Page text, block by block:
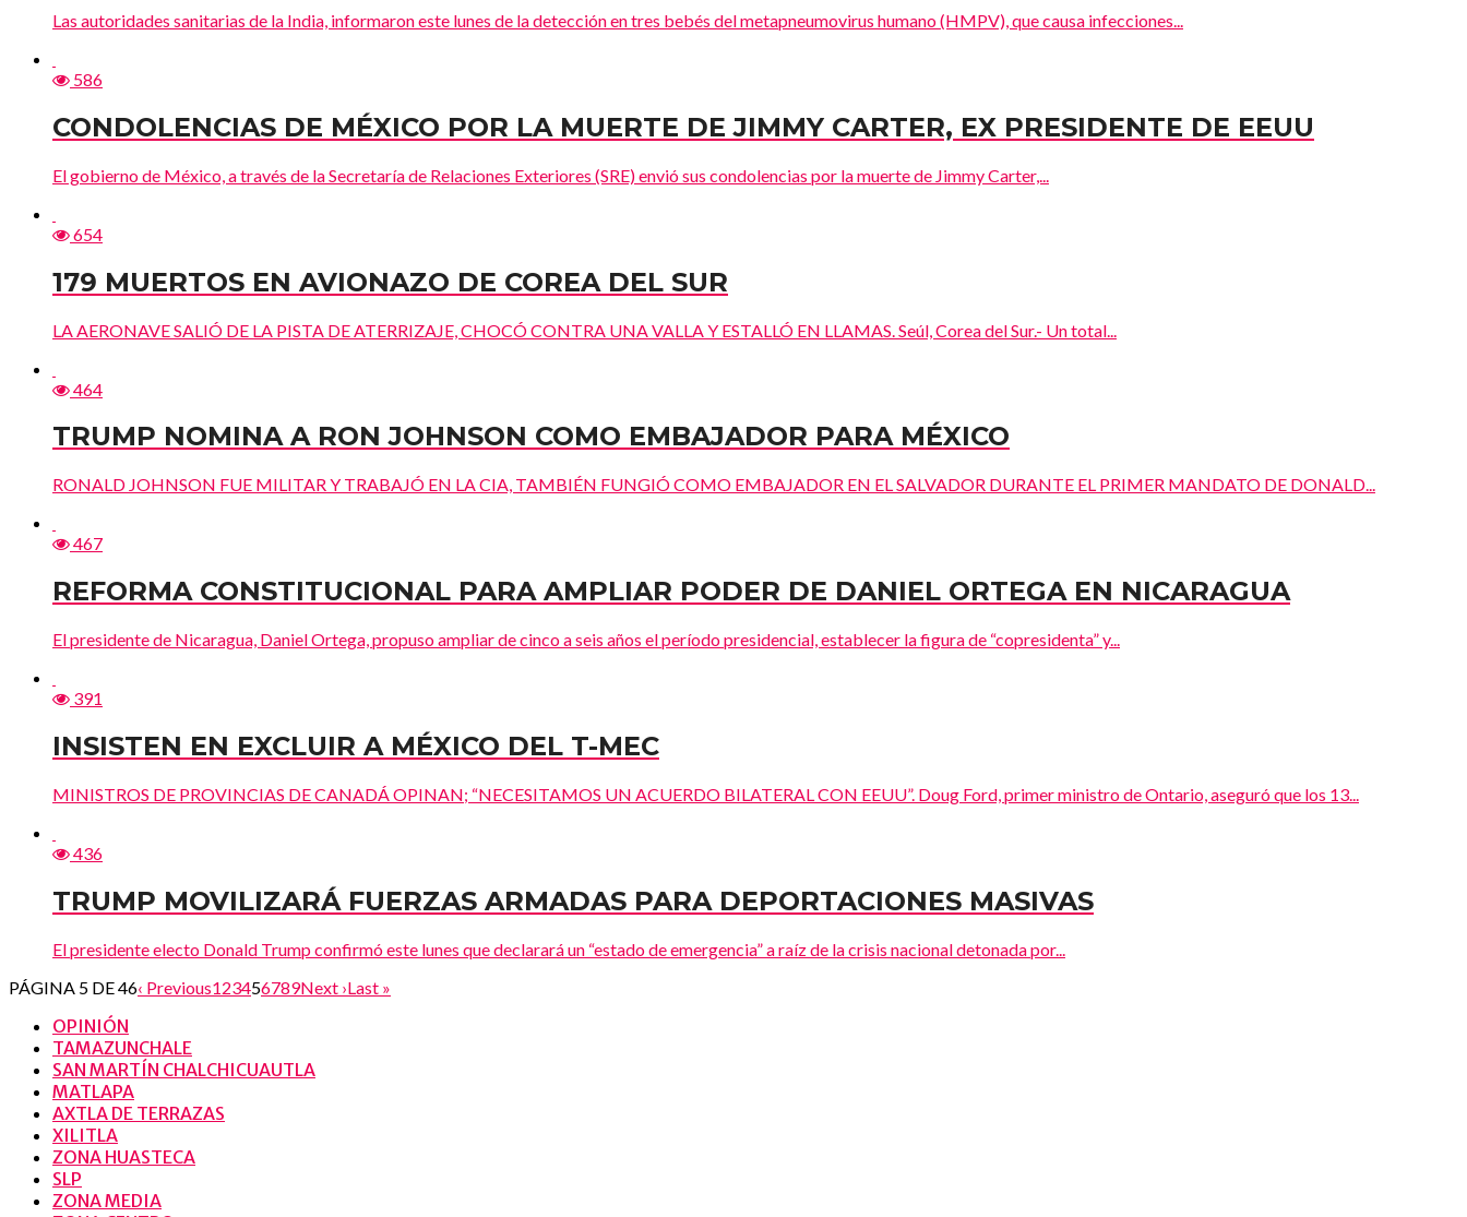
Las autoridades sanitarias de la India, informaron este lunes de la detección en tres bebés del metapneumovirus humano (HMPV), que causa infecciones...
586
CONDOLENCIAS DE MÉXICO POR LA MUERTE DE JIMMY CARTER, EX PRESIDENTE DE EEUU
El gobierno de México, a través de la Secretaría de Relaciones Exteriores (SRE) envió sus condolencias por la muerte de Jimmy Carter,...
654
179 MUERTOS EN AVIONAZO DE COREA DEL SUR
LA AERONAVE SALIÓ DE LA PISTA DE ATERRIZAJE, CHOCÓ CONTRA UNA VALLA Y ESTALLÓ EN LLAMAS. Seúl, Corea del Sur.- Un total...
464
TRUMP NOMINA A RON JOHNSON COMO EMBAJADOR PARA MÉXICO
RONALD JOHNSON FUE MILITAR Y TRABAJÓ EN LA CIA, TAMBIÉN FUNGIÓ COMO EMBAJADOR EN EL SALVADOR DURANTE EL PRIMER MANDATO DE DONALD...
467
REFORMA CONSTITUCIONAL PARA AMPLIAR PODER DE DANIEL ORTEGA EN NICARAGUA
El presidente de Nicaragua, Daniel Ortega, propuso ampliar de cinco a seis años el período presidencial, establecer la figura de “copresidenta” y...
391
INSISTEN EN EXCLUIR A MÉXICO DEL T-MEC
MINISTROS DE PROVINCIAS DE CANADÁ OPINAN; “NECESITAMOS UN ACUERDO BILATERAL CON EEUU”. Doug Ford, primer ministro de Ontario, aseguró que los 13...
436
TRUMP MOVILIZARÁ FUERZAS ARMADAS PARA DEPORTACIONES MASIVAS
El presidente electo Donald Trump confirmó este lunes que declarará un “estado de emergencia” a raíz de la crisis nacional detonada por...
PÁGINA 5 DE 46‹ Previous123456789Next ›Last »
OPINIÓN
TAMAZUNCHALE
SAN MARTÍN CHALCHICUAUTLA
MATLAPA
AXTLA DE TERRAZAS
XILITLA
ZONA HUASTECA
SLP
ZONA MEDIA